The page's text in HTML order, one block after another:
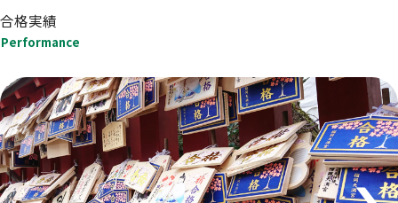
合格実績
Performance